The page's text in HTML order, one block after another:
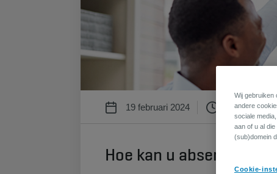
19 februari 2024 3 min
Hoe kan u
Wij gebruiken
andere
sociale
aan of u al
(sub)domein
Cookie-